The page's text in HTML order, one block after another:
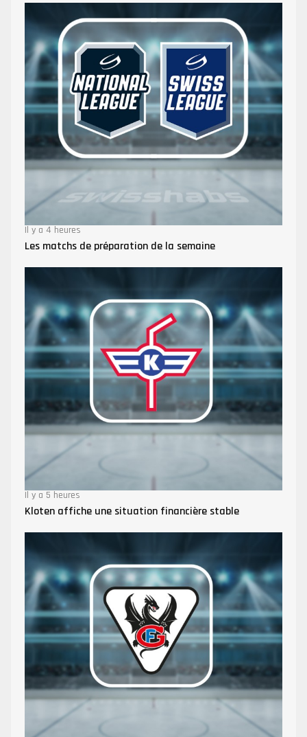
Il y a 4 heures
Les matchs de préparation de la semaine
Il y a 5 heures
Kloten affiche une situation financière stable